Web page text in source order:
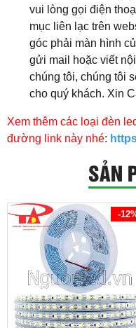
vui lòng gọi điện
mục liên lạc trên
góc phải màn hình
gửi mail hoặc viết
chúng tôi, chúng tôi
cho quý khách. Xin
Xem thêm các loại đèn
đường link này nhé:
SẢN
-